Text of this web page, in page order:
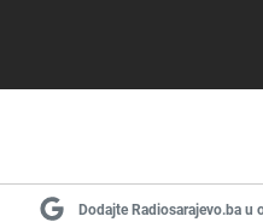
Dodajte Radiosarajevo.ba u